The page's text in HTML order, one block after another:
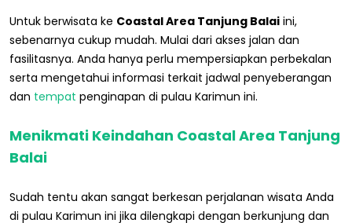
Untuk berwisata ke Coastal Area Tanjung Balai ini,
sebenarnya cukup mudah. Mulai dari akses jalan dan
fasilitasnya. Anda hanya perlu mempersiapkan perbekalan
serta mengetahui informasi terkait jadwal penyeberangan
dan tempat penginapan di pulau Karimun ini.
Menikmati Keindahan Coastal Area Tanjung
Balai
Sudah tentu akan sangat berkesan perjalanan wisata Anda
di pulau Karimun ini jika dilengkapi dengan berkunjung dan